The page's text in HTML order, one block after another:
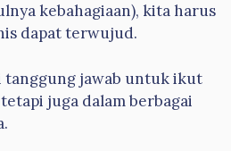
kebahagiaan), kita harus
dapat terwujud.
tanggung jawab untuk ikut
juga dalam berbagai